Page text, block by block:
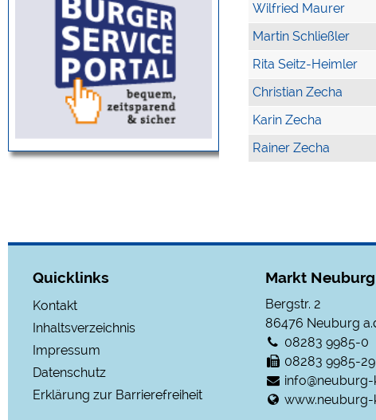
Wilfried Maurer
Martin Schließler
Rita Seitz-Heimler
Christian Zecha
Karin Zecha
Rainer Zecha
Quicklinks
Kontakt
Inhaltsverzeichnis
Impressum
Datenschutz
Erklärung zur Barrierefreiheit
Markt
Bergstr. 2
86476 Neuburg
08283 9985-0
08283 9985-29
info@neuburg-
www.neuburg-